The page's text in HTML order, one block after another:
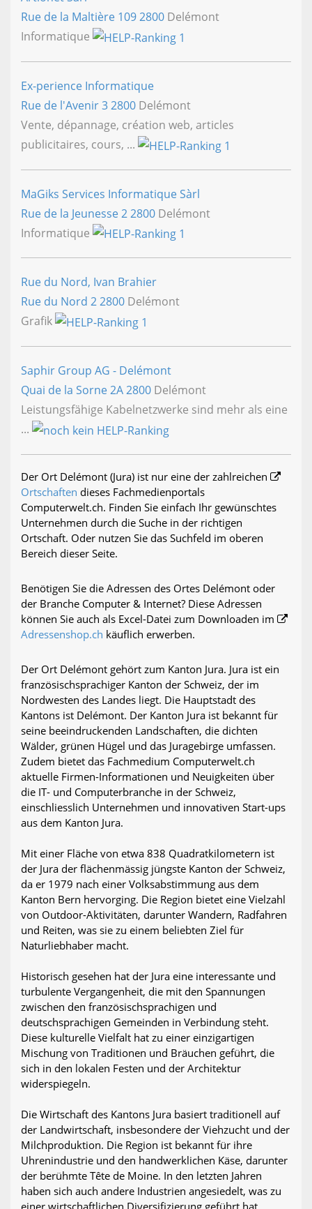
Rue de la Maltière 1092800 Delémont
Informatique
Ex-perience Informatique
Rue de l'Avenir 32800 Delémont
Vente, dépannage, création web, articles
publicitaires, cours, ...
MaGiks Services Informatique Sàrl
Rue de la Jeunesse 22800 Delémont
Informatique
Rue du Nord, Ivan Brahier
Rue du Nord 22800 Delémont
Grafik
Saphir Group AG - Delémont
Quai de la Sorne 2A2800 Delémont
Leistungsfähige Kabelnetzwerke sind mehr als eine
...
Der Ort Delémont (Jura) ist nur eine der zahlreichen
Ortschaften dieses Fachmedienportals
Computerwelt.ch. Finden Sie einfach Ihr gewünschtes
Unternehmen durch die Suche in der richtigen
Ortschaft. Oder nutzen Sie das Suchfeld im oberen
Bereich dieser Seite.
Benötigen Sie die Adressen des Ortes Delémont oder
der Branche Computer & Internet? Diese Adressen
können Sie auch als Excel-Datei zum Downloaden im
Adressenshop.ch käuflich erwerben.
Der Ort Delémont gehört zum Kanton Jura. Jura ist ein
französischsprachiger Kanton der Schweiz, der im
Nordwesten des Landes liegt. Die Hauptstadt des
Kantons ist Delémont. Der Kanton Jura ist bekannt für
seine beeindruckenden Landschaften, die dichten
Wälder, grünen Hügel und das Juragebirge umfassen.
Zudem bietet das Fachmedium Computerwelt.ch
aktuelle Firmen-Informationen und Neuigkeiten über
die IT- und Computerbranche in der Schweiz,
einschliesslich Unternehmen und innovativen Start-ups
aus dem Kanton Jura.
Mit einer Fläche von etwa 838 Quadratkilometern ist
der Jura der flächenmässig jüngste Kanton der Schweiz,
da er 1979 nach einer Volksabstimmung aus dem
Kanton Bern hervorging. Die Region bietet eine Vielzahl
von Outdoor-Aktivitäten, darunter Wandern, Radfahren
und Reiten, was sie zu einem beliebten Ziel für
Naturliebhaber macht.
Historisch gesehen hat der Jura eine interessante und
turbulente Vergangenheit, die mit den Spannungen
zwischen den französischsprachigen und
deutschsprachigen Gemeinden in Verbindung steht.
Diese kulturelle Vielfalt hat zu einer einzigartigen
Mischung von Traditionen und Bräuchen geführt, die
sich in den lokalen Festen und der Architektur
widerspiegeln.
Die Wirtschaft des Kantons Jura basiert traditionell auf
der Landwirtschaft, insbesondere der Viehzucht und der
Milchproduktion. Die Region ist bekannt für ihre
Uhrenindustrie und den handwerklichen Käse, darunter
der berühmte Tête de Moine. In den letzten Jahren
haben sich auch andere Industrien angesiedelt, was zu
einer wirtschaftlichen Diversifizierung geführt hat.